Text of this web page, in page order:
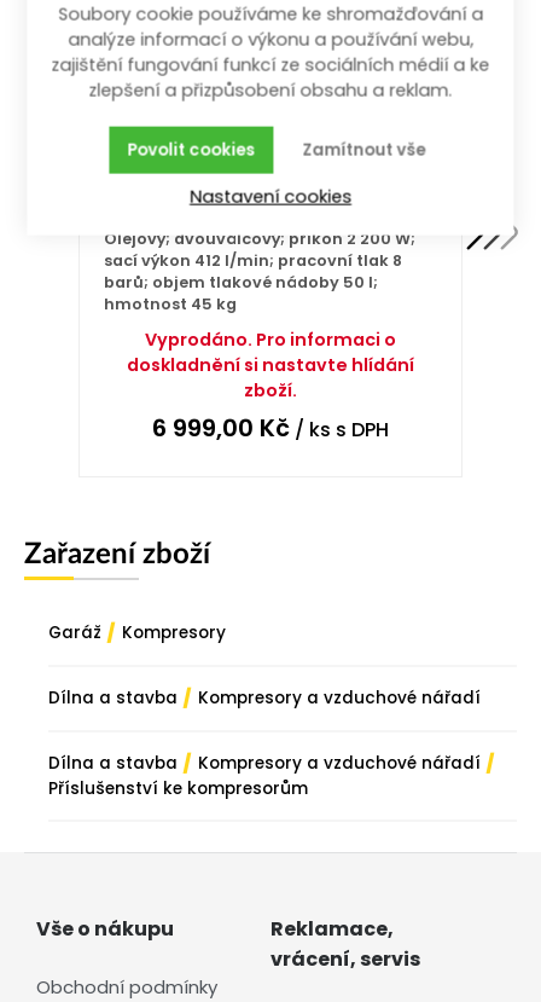
kompresor 2.2kW, nádoba 50L
Olejový; dvouválcový; příkon 2 200 W;
sací výkon 412 l/min; pracovní tlak 8
barů; objem tlakové nádoby 50 l;
hmotnost 45 kg
Vyprodáno. Pro informaci o
doskladnění si nastavte hlídání
zboží.
6 999,00 Kč / ks s DPH
Zařazení zboží
Garáž / Kompresory
Dílna a stavba / Kompresory a vzduchové nářadí
Dílna a stavba / Kompresory a vzduchové nářadí /
Příslušenství ke kompresorům
Vše o nákupu
Obchodní podmínky
Reklamace,
vrácení, servis
Soubory cookie používáme ke shromažďování a
analýze informací o výkonu a používání webu,
zajištění fungování funkcí ze sociálních médií a ke
zlepšení a přizpůsobení obsahu a reklam.
Zamítnout vše
Povolit cookies
Nastavení cookies